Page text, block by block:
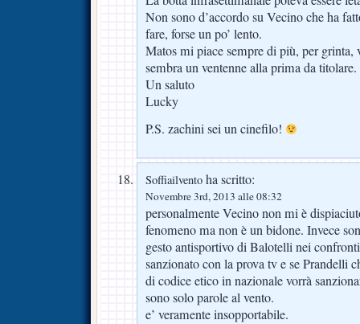
Non sono d’accordo su Vecino che ha
fare, forse un po’ lento.
Matos mi piace sempre di più, per grinta,
sembra un ventenne alla prima da titolare.
Un saluto
Lucky
P.S. zachini sei un cinefilo!
Soffiailvento ha scritto:
Novembre 3rd, 2013 alle 08:32
personalmente Vecino non mi è
fenomeno ma non è un bidone. Invece
gesto antisportivo di Balotelli nei
sanzionato con la prova tv e se Prandelli
di codice etico in nazionale vorrà
sono solo parole al vento.
e’ veramente insopportabile.